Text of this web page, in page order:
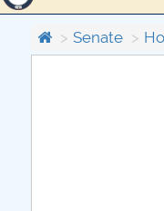
Hotărâri Senat
Senate